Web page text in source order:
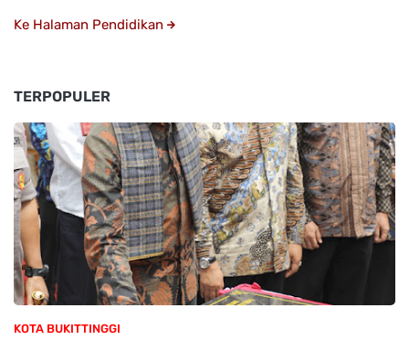
Ke Halaman Pendidikan
TERPOPULER
KOTA BUKITTINGGI